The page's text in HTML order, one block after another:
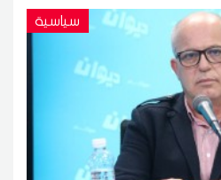
سياسية